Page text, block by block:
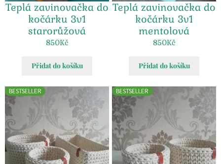
Teplá zavinovačka do
kočárku 3v1
starorůžová
850Kč
Přidat do košíku
Teplá zavinovačka do
kočárku 3v1
mentolová
850Kč
Přidat do košíku
BESTSELLER BESTSELLER